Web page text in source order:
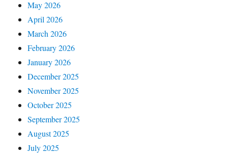
May 2026
April 2026
March 2026
February 2026
January 2026
December 2025
November 2025
October 2025
September 2025
August 2025
July 2025